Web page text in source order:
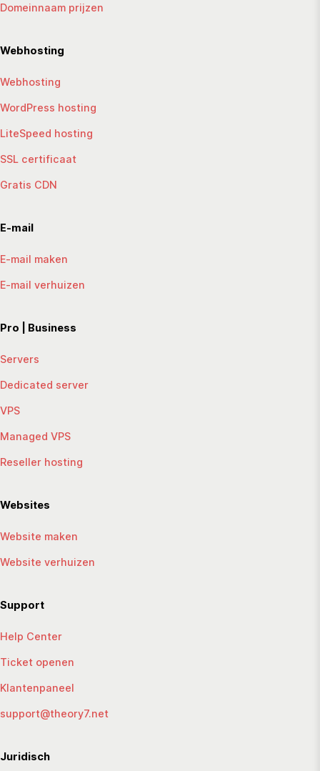
Domeinnaam prijzen
Webhosting
Webhosting
WordPress hosting
LiteSpeed hosting
SSL certificaat
Gratis CDN
E-mail
E-mail maken
E-mail verhuizen
Pro | Business
Servers
Dedicated server
VPS
Managed VPS
Reseller hosting
Websites
Website maken
Website verhuizen
Support
Help Center
Ticket openen
Klantenpaneel
support@theory7.net
Juridisch